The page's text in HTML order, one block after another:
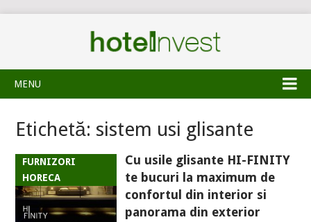
MENU
Etichetă: sistem usi glisante
FURNIZORI
HORECA
Cu usile glisante HI-FINITY
te bucuri la maximum de
confortul din interior si
panorama din exterior